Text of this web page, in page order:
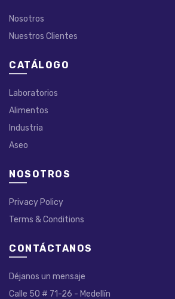
Nosotros
Nuestros Clientes
CATÁLOGO
Laboratorios
Alimentos
Industria
Aseo
NOSOTROS
Privacy Policy
Terms & Conditions
CONTÁCTANOS
Déjanos un mensaje
Calle 50 # 71-26 - Medellín